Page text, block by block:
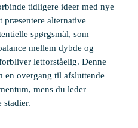
tidligere ideer med nye
præsentere alternative
spørgsmål, som
mellem dybde og
letforståelig. Denne
en overgang til afsluttende
mens du leder
stadier.